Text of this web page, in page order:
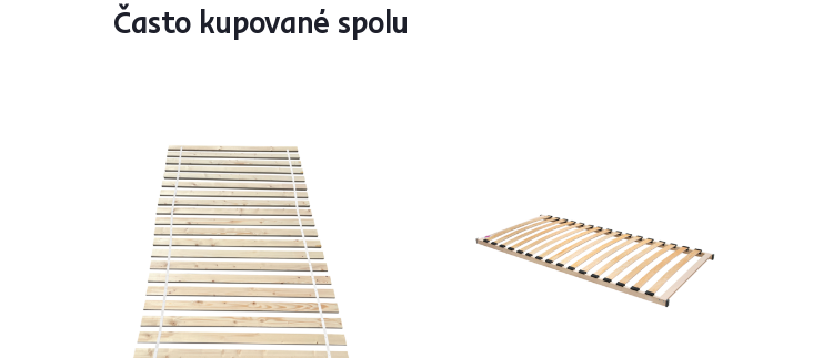
Často kupované spolu